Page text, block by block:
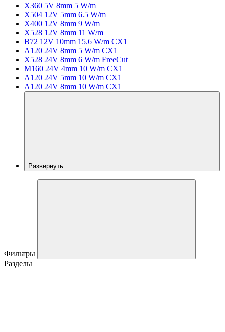
X360 5V 8mm 5 W/m
X504 12V 5mm 6.5 W/m
X400 12V 8mm 9 W/m
X528 12V 8mm 11 W/m
B72 12V 10mm 15.6 W/m CX1
A120 24V 8mm 5 W/m CX1
X528 24V 8mm 6 W/m FreeCut
M160 24V 4mm 10 W/m CX1
A120 24V 5mm 10 W/m CX1
A120 24V 8mm 10 W/m CX1
Развернуть
Фильтры
Разделы